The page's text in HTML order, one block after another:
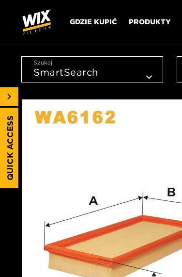
GDZIE KUPIĆ PRODUKTY
Szukaj
QUICK ACCESS